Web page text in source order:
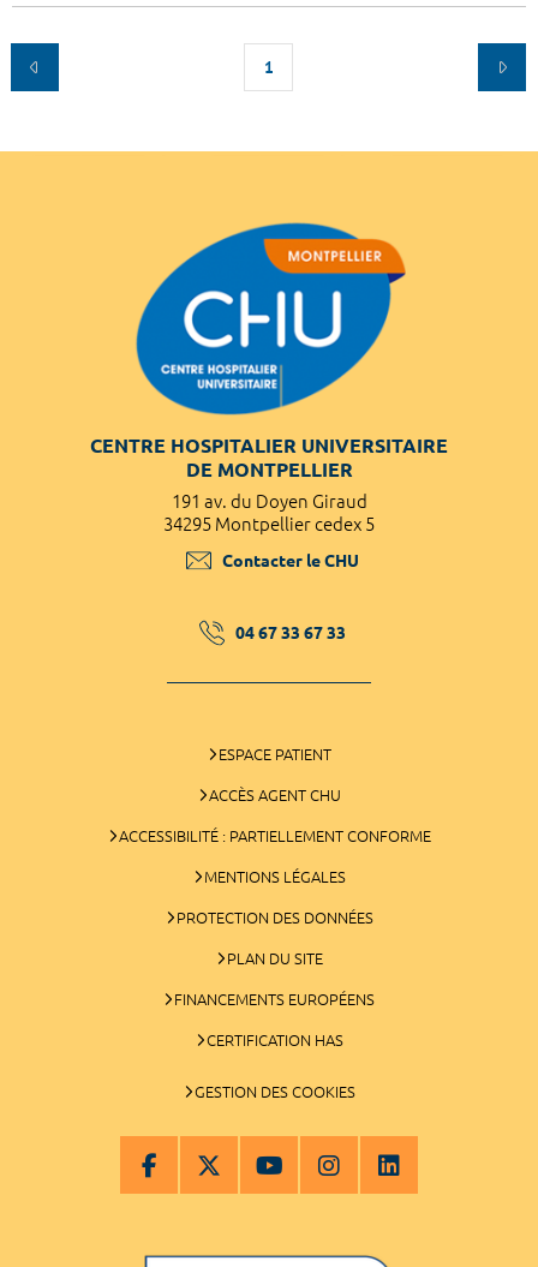
1
CENTRE HOSPITALIER UNIVERSITAIRE
DE MONTPELLIER
191 av. du Doyen Giraud
34295 Montpellier cedex 5
Contacter le CHU
04 67 33 67 33
ESPACE PATIENT
ACCÈS AGENT CHU
ACCESSIBILITÉ : PARTIELLEMENT CONFORME
MENTIONS LÉGALES
PROTECTION DES DONNÉES
PLAN DU SITE
FINANCEMENTS EUROPÉENS
CERTIFICATION HAS
GESTION DES COOKIES